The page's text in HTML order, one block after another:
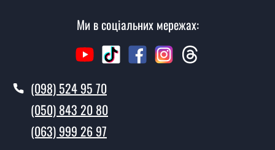
Вартість встановлення дверей Баварія - від 1600 грн.
Як швидко можете встановити двері
Баварія?
У той самий день протягом кількох годин, за умови
Чи можна на сьогодні викликати
замірника?
Ми в соціальних мережах:
(098) 524 95 70
(050) 843 20 80
(063) 999 26 97